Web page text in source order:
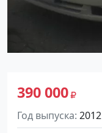
390 000
Год выпуска 2012